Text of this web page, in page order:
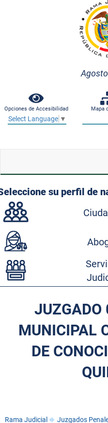
Opciones de Accesibilidad Mapa
Select Language ▼
su perfil de
MUNICIPAL
DE
Rama Judicial
Juzgados